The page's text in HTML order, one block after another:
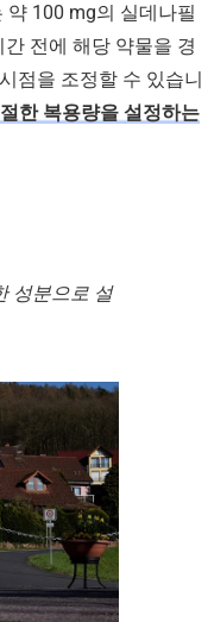
약 100 mg의 실데나필
전에 해당 약물을 경
점을 조정할 수 있습니
한 복용량을 설정하는
성분으로 설